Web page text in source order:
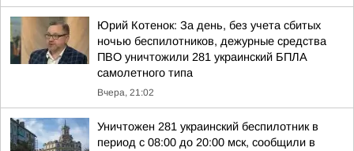
Юрий Котенок: За день, без учета сбитых
ночью беспилотников, дежурные средства
ПВО уничтожили 281 украинский БПЛА
самолетного типа
Вчера, 21:02
Уничтожен 281 украинский беспилотник в
период с 08:00 до 20:00 мск, сообщили в